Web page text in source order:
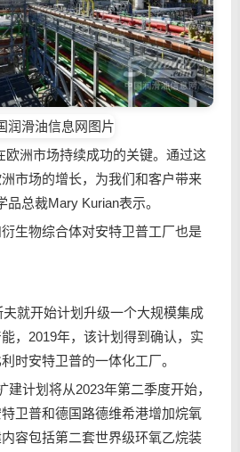
洲市场持续成功的关键。通过这
市场的增长，为我们和客户带来
品总裁Mary Kurian表示。
物综合体对安特卫普工厂也是
就开始计划升级一个大规模集成
，2019年，该计划得到确认，实
时安特卫普的一体化工厂。
计划将从2023年第二季度开始，
卫普和德国路德维希港增加烷氧
容包括第二套世界级环氧乙烷装